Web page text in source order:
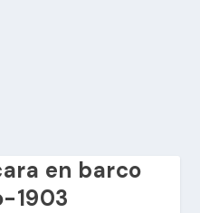
en barco
1903